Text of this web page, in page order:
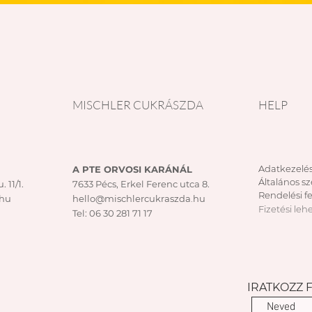
11/1.
MISCHLER CUKRÁSZDA
A PTE ORVOSI KARÁNÁL
7633 Pécs, Erkel Ferenc utca 8.
hello@mischlercukraszda.hu
Tel: 06 30 281 71 17
HELP
Általános
Rendelési
Fizetési
IRATKOZZ